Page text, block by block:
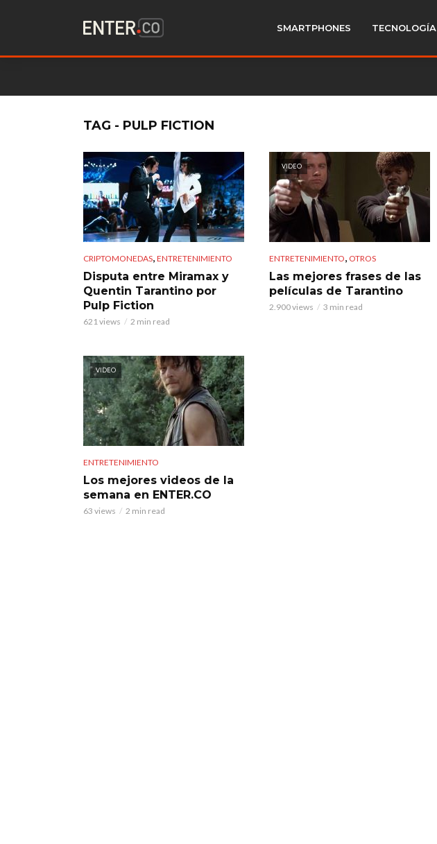
SMARTPHONES TECNOLOGÍA
TAG - PULP FICTION
CRIPTOMONEDAS, ENTRETENIMIENTO
Disputa entre Miramax y
Quentin Tarantino por
Pulp Fiction
621 views 2 min read
VIDEO
ENTRETENIMIENTO, OTROS
Las mejores frases de las
películas de Tarantino
2.900 views 3 min read
VIDEO
ENTRETENIMIENTO
Los mejores videos de la
semana en ENTER.CO
63 views 2 min read